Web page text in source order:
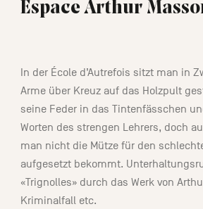
Espace Arthur
In der École d’Autrefois sitzt man in
Arme über Kreuz auf das Holzpult
seine Feder in das Tintenfässchen
Worten des strengen Lehrers, doch
man nicht die Mütze für den
aufgesetzt bekommt.
«Trignolles» durch das Werk von
Kriminalfall etc.